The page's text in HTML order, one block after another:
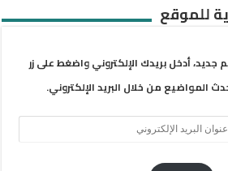
للموقع
جديد، أدخل بريدك الإلكتروني واضغط على زر
المواضيع من خلال البريد الإلكتروني.